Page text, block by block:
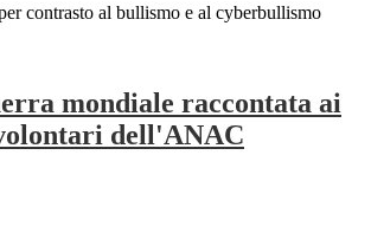
contrasto al bullismo e al cyberbullismo
mondiale raccontata ai
dell'ANAC